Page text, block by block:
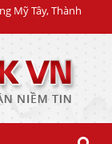
Mỹ Tây, Thành